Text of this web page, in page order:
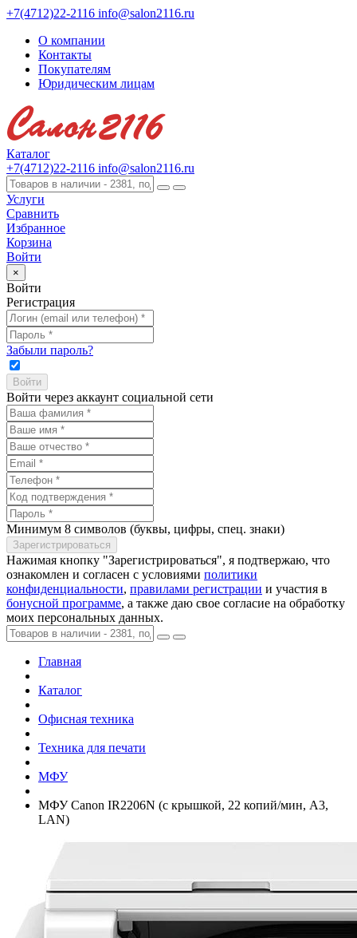
+7(4712)22-2116 info@salon2116.ru
О компании
Контакты
Покупателям
Юридическим лицам
Каталог
+7(4712)22-2116 info@salon2116.ru
Услуги
Сравнить
Избранное
Корзина
Войти
×
Войти
Регистрация
Забыли пароль?
Войти через аккаунт социальной сети
Минимум 8 символов (буквы, цифры, спец. знаки)
Нажимая кнопку "Зарегистрироваться", я подтвержаю, что
ознакомлен и согласен с условиями политики
конфиденциальности, правилами регистрации и участия в
бонусной программе, а также даю свое согласие на обработку
моих персональных данных.
Главная
Каталог
Офисная техника
Техника для печати
МФУ
МФУ Canon IR2206N (с крышкой, 22 копий/­мин, A3,
LAN)